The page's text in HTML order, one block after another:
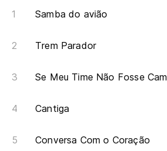
Samba do avião
Trem Parador
Se Meu Time Não Fosse
Cantiga
Conversa Com o Coração